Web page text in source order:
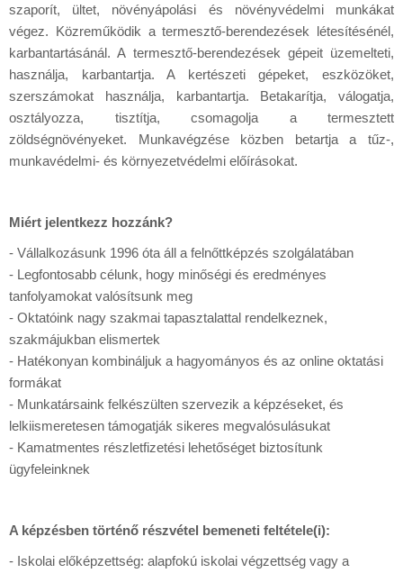
szaporít, ültet, növényápolási és növényvédelmi munkákat
végez. Közreműködik a termesztő-berendezések létesítésénél,
karbantartásánál. A termesztő-berendezések gépeit üzemelteti,
használja, karbantartja. A kertészeti gépeket, eszközöket,
szerszámokat használja, karbantartja. Betakarítja, válogatja,
osztályozza, tisztítja, csomagolja a termesztett
zöldségnövényeket. Munkavégzése közben betartja a tűz-,
munkavédelmi- és környezetvédelmi előírásokat.
Miért jelentkezz hozzánk?
- Vállalkozásunk 1996 óta áll a felnőttképzés szolgálatában
- Legfontosabb célunk, hogy minőségi és eredményes
tanfolyamokat valósítsunk meg
- Oktatóink nagy szakmai tapasztalattal rendelkeznek,
szakmájukban elismertek
- Hatékonyan kombináljuk a hagyományos és az online oktatási
formákat
- Munkatársaink felkészülten szervezik a képzéseket, és
lelkiismeretesen támogatják sikeres megvalósulásukat
- Kamatmentes részletfizetési lehetőséget biztosítunk
ügyfeleinknek
A képzésben történő részvétel bemeneti feltétele(i):
- Iskolai előképzettség: alapfokú iskolai végzettség vagy a